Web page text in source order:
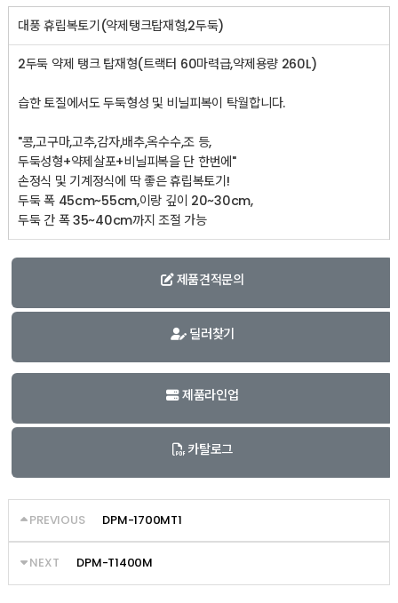
대풍 휴립복토기(약제탱크탑재형,2두둑)
2두둑 약제 탱크 탑재형(트랙터 60마력급,약제용량 260L)
습한 토질에서도 두둑형성 및 비닐피복이 탁월합니다.
"콩,고구마,고추,감자,배추,옥수수,조 등,
두둑성형+약제살포+비닐피복을 단 한번에"
손정식 및 기계정식에 딱 좋은 휴립복토기!
두둑 폭 45cm~55cm,이랑 깊이 20~30cm,
두둑 간 폭 35~40cm까지 조절 가능
제품견적문의
딜러찾기
제품라인업
카탈로그
PREVIOUS DPM-1700MT1
NEXT DPM-T1400M